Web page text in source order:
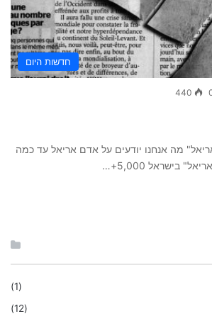
חדשות היום
440
מה אנחנו יודעים על אדם אריאל עד כמה
בישראל 5,000+…
(1)
(12)